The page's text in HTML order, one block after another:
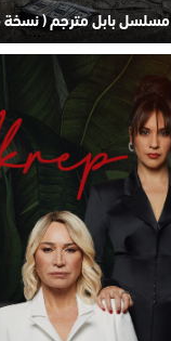
مسلسل بابل مترجم ( نسخة